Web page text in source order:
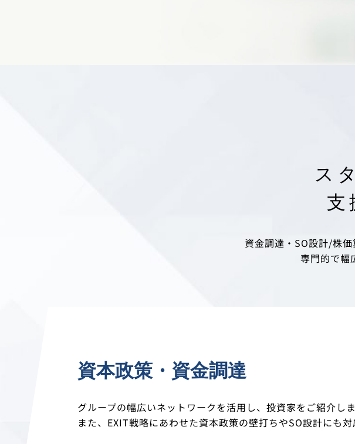
ス
支
資金調達・SO設計/株価
専門的で幅
資本政策・資金調達
グループの幅広いネットワークを活用し、投資家をご紹介しま
また、EXIT戦略にあわせた資本政策の壁打ちやSO設計にも